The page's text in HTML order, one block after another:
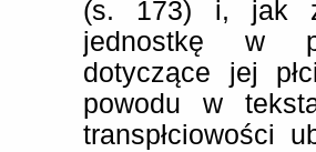
(s. 173) i, jak
jednostkę w
dotyczące jej
powodu w
transpłciowości